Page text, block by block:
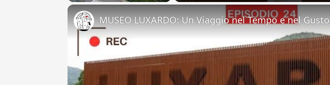
MUSEO LUXARDO: Un Viaggio nel Tempo e nel Gusto